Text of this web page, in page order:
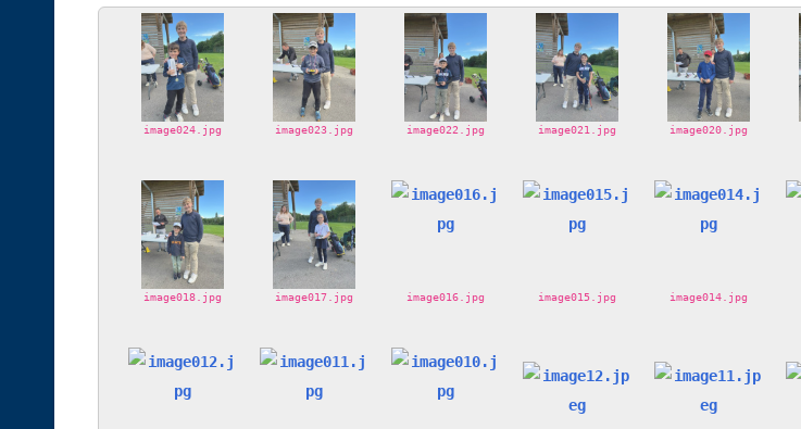
image024.jpg image023.jpg image022.jpg image021.jpg image020.jpg
image018.jpg image017.jpg image016.jpg image015.jpg image014.jpg